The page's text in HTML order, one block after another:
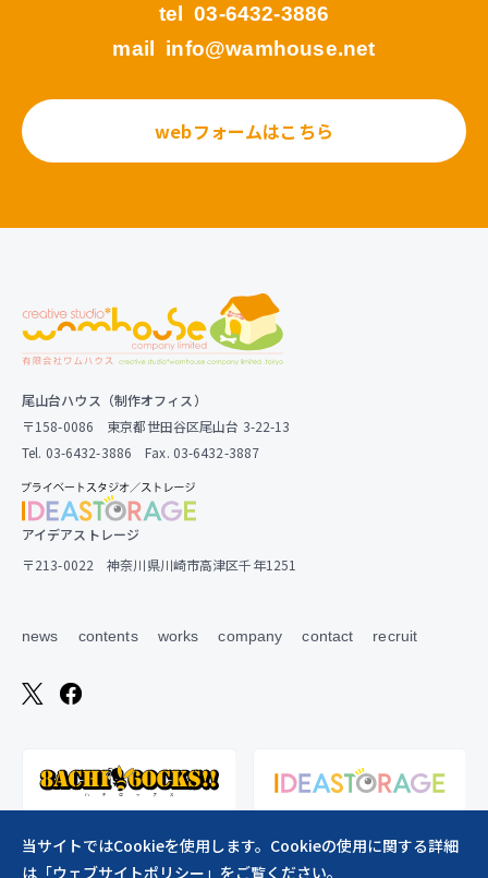
tel 03-6432-3886
mail info@wamhouse.net
webフォームはこちら
尾山台ハウス（制作オフィス）
〒158-0086 東京都世田谷区尾山台 3-22-13
Tel. 03-6432-3886 Fax. 03-6432-3887
アイデアストレージ
〒213-0022 神奈川県川崎市高津区千年1251
news contents works company contact recruit
当サイトではCookieを使用します。Cookieの使用に関する詳細
は「ウェブサイトポリシー 」をご覧ください。